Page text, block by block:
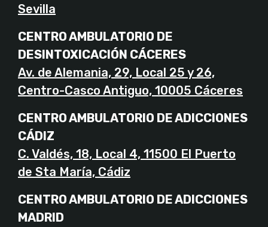
Sevilla
CENTRO AMBULATORIO DE
DESINTOXICACIÓN CÁCERES
Av. de Alemania, 29, Local 25 y 26,
Centro-Casco Antiguo, 10005 Cáceres
CENTRO AMBULATORIO DE ADICCIONES
CÁDIZ
C. Valdés, 18, Local 4, 11500 El Puerto
de Sta María, Cádiz
CENTRO AMBULATORIO DE ADICCIONES
MADRID